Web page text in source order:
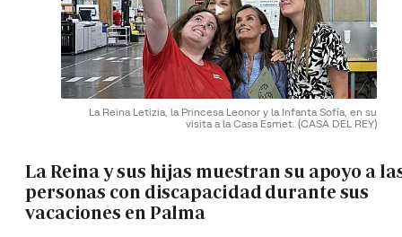
La Reina Letizia, la Princesa Leonor y la Infanta Sofía, en su
visita a la Casa Esmet. (CASA DEL REY)
La Reina y sus hijas muestran su apoyo a
personas con discapacidad durante sus
vacaciones en Palma